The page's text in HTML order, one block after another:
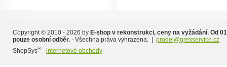
Copyright © 2010 - 2026 by E-shop v rekonstrukci, ceny na vyžádání. Od
pouze osobní odběr. - Všechna práva vyhrazena. | prodej@grexservice.cz
ShopSys®- internetové obchody